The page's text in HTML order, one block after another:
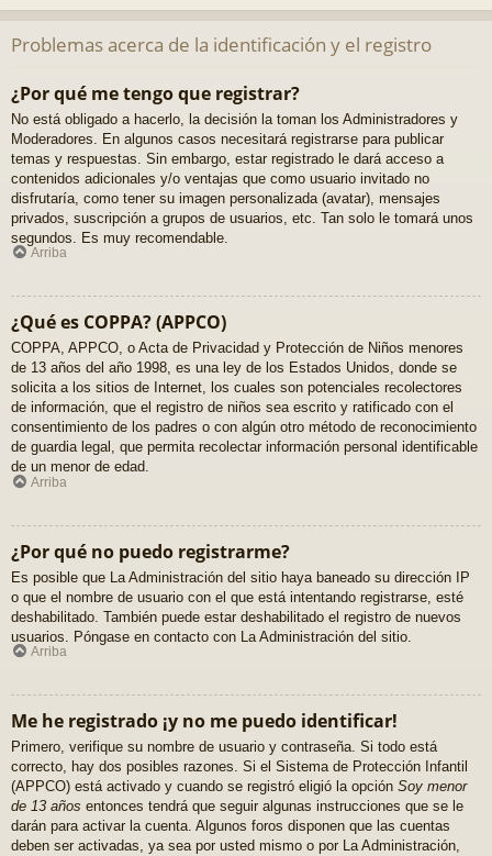
Problemas acerca de la identificación y el registro
¿Por qué me tengo que registrar?
No está obligado a hacerlo, la decisión la toman los Administradores y
Moderadores. En algunos casos necesitará registrarse para publicar
temas y respuestas. Sin embargo, estar registrado le dará acceso a
contenidos adicionales y/o ventajas que como usuario invitado no
disfrutaría, como tener su imagen personalizada (avatar), mensajes
privados, suscripción a grupos de usuarios, etc. Tan solo le tomará unos
segundos. Es muy recomendable.
Arriba
¿Qué es COPPA? (APPCO)
COPPA, APPCO, o Acta de Privacidad y Protección de Niños menores
de 13 años del año 1998, es una ley de los Estados Unidos, donde se
solicita a los sitios de Internet, los cuales son potenciales recolectores
de información, que el registro de niños sea escrito y ratificado con el
consentimiento de los padres o con algún otro método de reconocimiento
de guardia legal, que permita recolectar información personal identificable
de un menor de edad.
Arriba
¿Por qué no puedo registrarme?
Es posible que La Administración del sitio haya baneado su dirección IP
o que el nombre de usuario con el que está intentando registrarse, esté
deshabilitado. También puede estar deshabilitado el registro de nuevos
usuarios. Póngase en contacto con La Administración del sitio.
Arriba
Me he registrado ¡y no me puedo identificar!
Primero, verifique su nombre de usuario y contraseña. Si todo está
correcto, hay dos posibles razones. Si el Sistema de Protección Infantil
(APPCO) está activado y cuando se registró eligió la opción Soy menor
de 13 años entonces tendrá que seguir algunas instrucciones que se le
darán para activar la cuenta. Algunos foros disponen que las cuentas
deben ser activadas, ya sea por usted mismo o por La Administración,